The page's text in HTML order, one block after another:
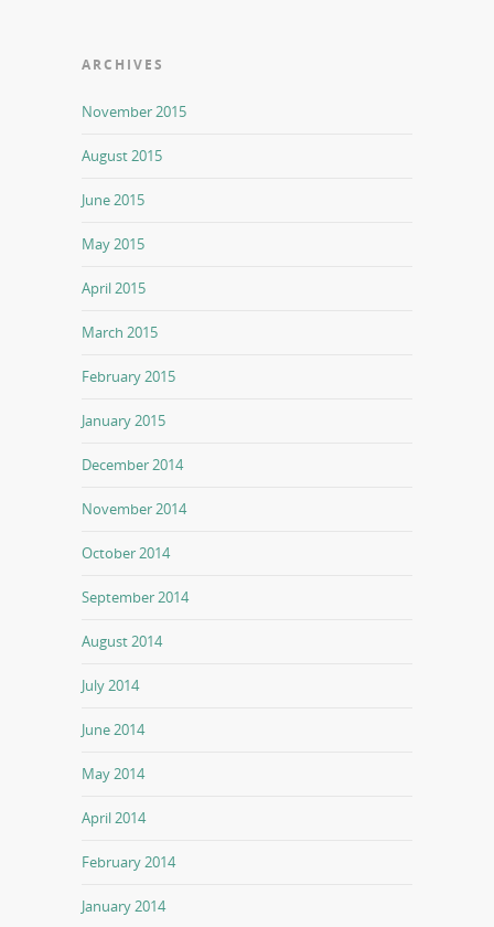
ARCHIVES
November 2015
August 2015
June 2015
May 2015
April 2015
March 2015
February 2015
January 2015
December 2014
November 2014
October 2014
September 2014
August 2014
July 2014
June 2014
May 2014
April 2014
February 2014
January 2014